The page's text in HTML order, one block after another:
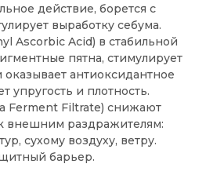
действие, борется с
выработку себума.
Ascorbic Acid) в стабильной
пятна, стимулирует
оказывает антиоксидантное
упругость и плотность.
Ferment Filtrate) снижают
внешним раздражителям:
сухому воздуху, ветру.
барьер.